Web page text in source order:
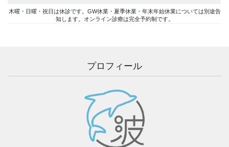
木曜・日曜・祝日は休診です。GW休業・夏季休業・年末年始休業については別途告
知します。オンライン診療は完全予約制です。
プロフィール